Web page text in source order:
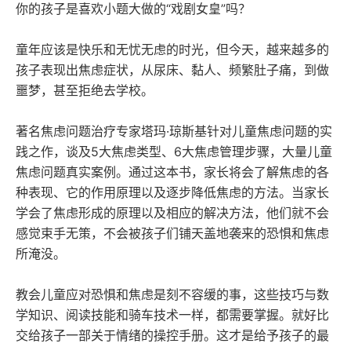
你的孩子是喜欢小题大做的“戏剧女皇”吗？
童年应该是快乐和无忧无虑的时光，但今天，越来越多的
孩子表现出焦虑症状，从尿床、黏人、频繁肚子痛，到做
噩梦，甚至拒绝去学校。
著名焦虑问题治疗专家塔玛·琼斯基针对儿童焦虑问题的实
践之作，谈及5大焦虑类型、6大焦虑管理步骤，大量儿童
焦虑问题真实案例。通过这本书，家长将会了解焦虑的各
种表现、它的作用原理以及逐步降低焦虑的方法。当家长
学会了焦虑形成的原理以及相应的解决方法，他们就不会
感觉束手无策，不会被孩子们铺天盖地袭来的恐惧和焦虑
所淹没。
教会儿童应对恐惧和焦虑是刻不容缓的事，这些技巧与数
学知识、阅读技能和骑车技术一样，都需要掌握。就好比
交给孩子一部关于情绪的操控手册。这才是给予孩子的最